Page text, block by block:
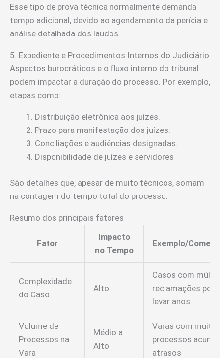
Esse tipo de prova técnica normalmente demanda
tempo adicional, devido ao agendamento da perícia e
análise detalhada dos laudos.
5. Expediente e Procedimentos Internos do Judiciário
Aspectos burocráticos e o fluxo interno do tribunal
podem impactar a duração do processo. Por exemplo,
etapas como:
Distribuição eletrônica aos juízes.
Prazo para manifestação dos juízes.
Conciliações e audiências designadas.
Disponibilidade de juízes e servidores
São detalhes que, apesar de muito técnicos, somam
na contagem do tempo total do processo.
Resumo dos principais fatores
Fator
Impacto
no Tempo
Exemplo/
Complexidade
do Caso
Alto
Casos com
reclamações
levar anos
Volume de
Processos na
Vara
Médio a
Alto
Varas com
processos
atrasos